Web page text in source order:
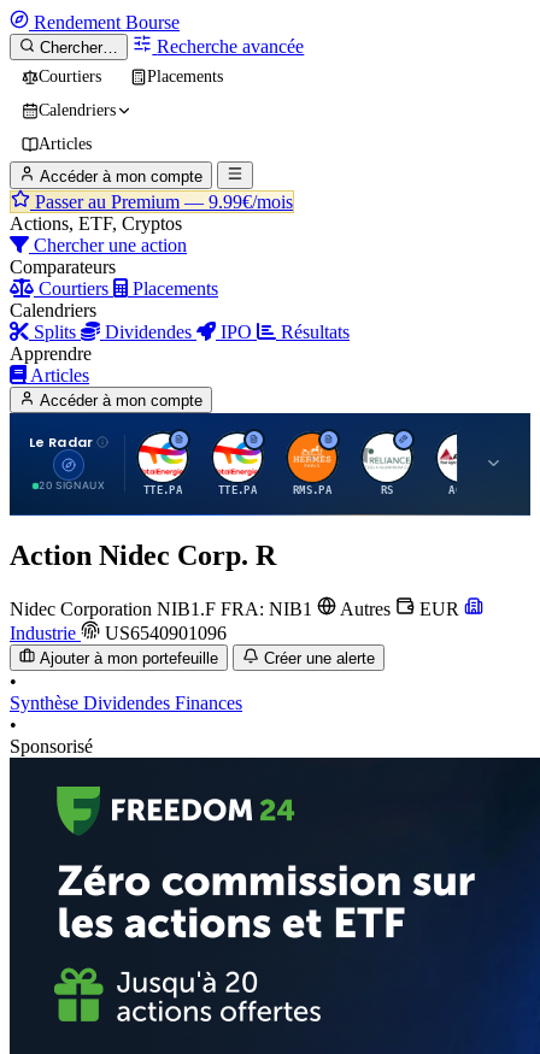
Rendement Bourse
Chercher… Recherche avancée
Courtiers
Placements
Calendriers
Articles
Accéder à mon compte
Passer au Premium — 9.99€/mois
Actions, ETF, Cryptos
Chercher une action
Comparateurs
Courtiers
Placements
Calendriers
Splits
Dividendes IPO
Résultats
Apprendre
Articles
Accéder à mon compte
Le Radar
20 SIGNAUX
T
TTE.PA
T
TTE.PA
H
RMS.PA
R
RS
A
AGCO
Action Nidec Corp. R
Nidec Corporation NIB1.F FRA: NIB1 Autres
EUR
Industrie
US6540901096
Ajouter à mon portefeuille Créer une alerte
•
Synthèse Dividendes Finances
•
Sponsorisé